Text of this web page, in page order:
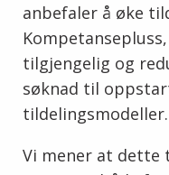
anbefaler å øke
tilgjengelig og
søknad til
tildelingsmodeller.
Vi mener at dette